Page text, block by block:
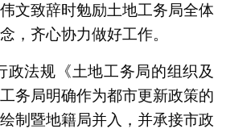
文致辞时勉励土地工务局全体
，齐心协力做好工作。
政法规《土地工务局的组织及
务局明确作为都市更新政策的
制暨地籍局并入，并承接市政